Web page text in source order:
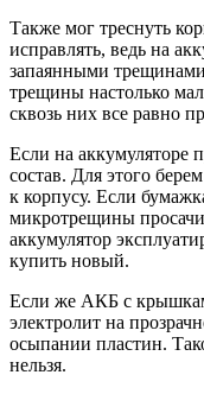
Также мог треснуть
исправлять, ведь на
запаянными
трещины настолько
сквозь них все равно
Если на аккумуляторе
состав. Для этого
к корпусу. Если
микротрещины
аккумулятор
купить новый.
Если же АКБ с
электролит на
осыпании пластин.
нельзя.